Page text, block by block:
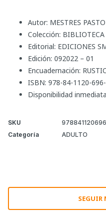
Autor: MESTRES
Colección:
Editorial: EDICIONES
Edición: 092022 – 01
Encuadernación:
ISBN: 978-84-1120-
Disponibilidad inmediata
SKU
Categoría
ADULTO
SEGUIR